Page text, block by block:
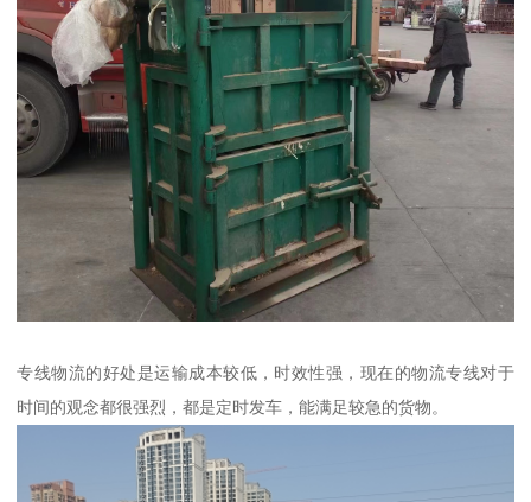
专线物流的好处是运输成本较低，时效性强，现在的物流专线对于
时间的观念都很强烈，都是定时发车，能满足较急的货物。